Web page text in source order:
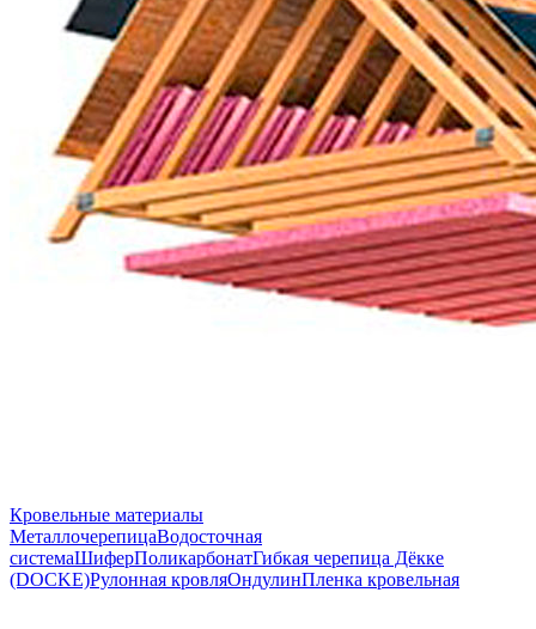
Кровельные материалы
МеталлочерепицаВодосточная
системаШиферПоликарбонатГибкая черепица Дёкке
(DOCKE)Рулонная кровляОндулинПленка кровельная